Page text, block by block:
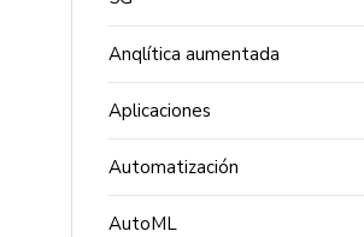
Anqlítica aumentada
Aplicaciones
Automatización
AutoML